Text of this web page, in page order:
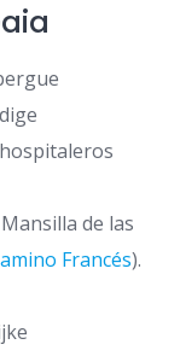
de las
Francés).